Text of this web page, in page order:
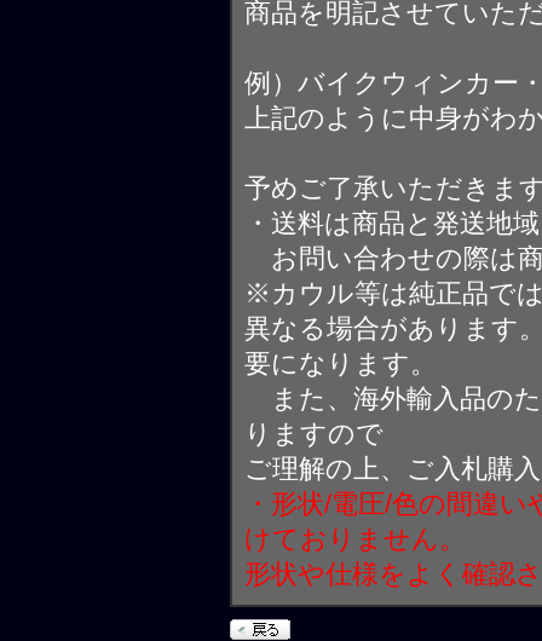
商品を明記させていた
例）バイクウィンカー
上記のように中身がわ
予めご了承いただきま
・送料は商品と発送地
お問い合わせの際は
※カウル等は純正品で
異なる場合があります
要になります。
また、海外輸入品の
りますので
ご理解の上、ご入札購
・形状/電圧/色の間違
けておりません。
形状や仕様をよく確認